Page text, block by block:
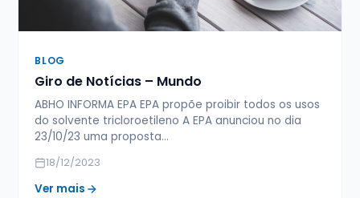
BLOG
Giro de Notícias – Mundo
ABHO INFORMA EPA EPA propõe proibir todos os usos
do solvente tricloroetileno A EPA anunciou no dia
23/10/23 uma proposta…
18/12/2023
Ver mais